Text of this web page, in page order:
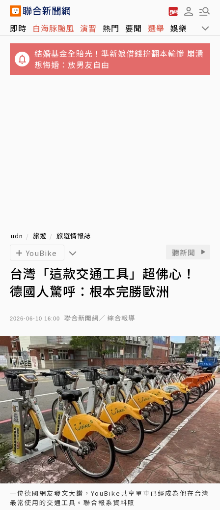
即時 白海豚颱風 演習 熱門 要聞 選舉 娛樂 運動
結婚基金全賠光！準新娘借錢拚翻本輸慘 崩潰
想悔婚：放男友自由
udn 旅遊 旅遊情報誌
聽新聞
台灣「這款交通工具」超佛心！
德國人驚呼：根本完勝歐洲
2026-06-10 16:00 聯合新聞網／ 綜合報導
YouBike
一位德國網友發文大讚，YouBike共享單車已經成為他在台灣
最常使用的交通工具。聯合報系資料照